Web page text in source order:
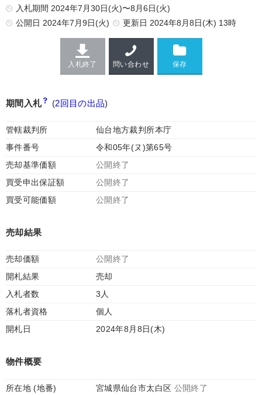
入札期間 2024年7月30日(火)〜8月6日(火)
公開日 2024年7月9日(火) 更新日 2024年8月8日(木) 13時
入札終了 問い合わせ
期間入札 (2回目の出品)
管轄裁判所
仙台地方裁判所本庁
事件番号
令和05年(ヌ)第65号
売却基準価額
公開終了
買受申出保証額
公開終了
買受可能価額
公開終了
売却結果
売却価額
公開終了
開札結果
売却
入札者数
3人
落札者資格
個人
開札日
2024年8月8日(木)
物件概要
所在地 (地番) 宮城県仙台市太白区 公開終了